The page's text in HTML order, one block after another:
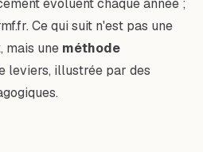
Ce qui suit n'est pas une
mais une méthode
leviers, illustrée par des